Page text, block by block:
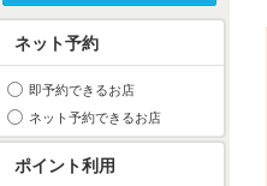
ネット予約
即予約できるお店
ネット予約できるお店
ポイント利用